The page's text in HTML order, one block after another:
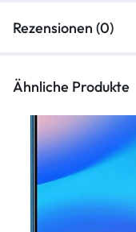
Rezensionen (0)
Ähnliche Produkte